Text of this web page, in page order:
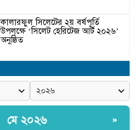
কালারফুল সিলেটের ২য় বর্ষপূর্তি
উপলক্ষে ‘সিলেট হেরিটেজ আর্ট ২০২৬’
অনুষ্ঠিত
আলী খানের মৃত্যুবার্ষিকীতে আলোচনা
সভা ও দোয়া মাহফিল অনুষ্ঠিত
Understanding reverse gamstop
risks, rules, and how it works
মে ২০২৬ »